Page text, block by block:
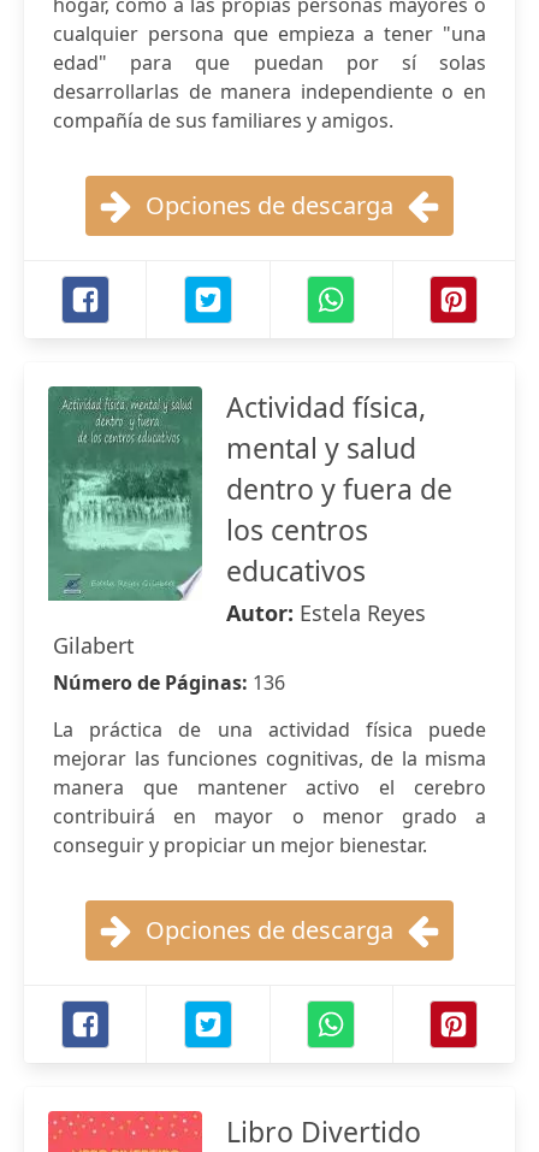
cualquier persona que empieza a tener "una
edad" para que puedan por sí solas
desarrollarlas de manera independiente o en
compañía de sus familiares y amigos.
Opciones de descarga
Actividad física,
mental y salud
dentro y fuera de
los centros
educativos
Autor: Estela Reyes
Gilabert
Número de Páginas: 136
La práctica de una actividad física puede
mejorar las funciones cognitivas, de la misma
manera que mantener activo el cerebro
contribuirá en mayor o menor grado a
conseguir y propiciar un mejor bienestar.
Opciones de descarga
Libro Divertido